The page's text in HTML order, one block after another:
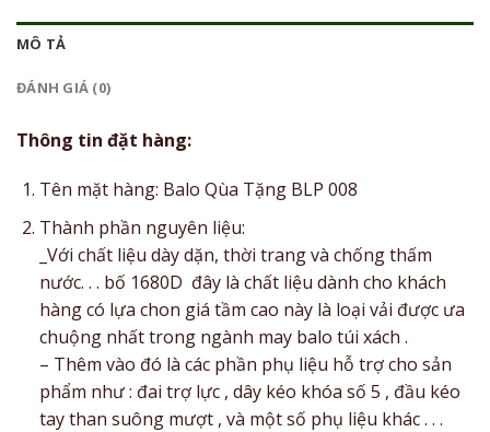
MÔ TẢ
ĐÁNH GIÁ (0)
Thông tin đặt hàng:
Tên mặt hàng: Balo Qùa Tặng BLP 008
Thành phần nguyên liệu:
_Với chất liệu dày dặn, thời trang và chống thấm
nước. . . bố 1680D đây là chất liệu dành cho khách
hàng có lựa chon giá tầm cao này là loại vải được ưa
chuộng nhất trong ngành may balo túi xách .
– Thêm vào đó là các phần phụ liệu hỗ trợ cho sản
phẩm như : đai trợ lực , dây kéo khóa số 5 , đầu kéo
tay than suông mượt , và một số phụ liệu khác . . .